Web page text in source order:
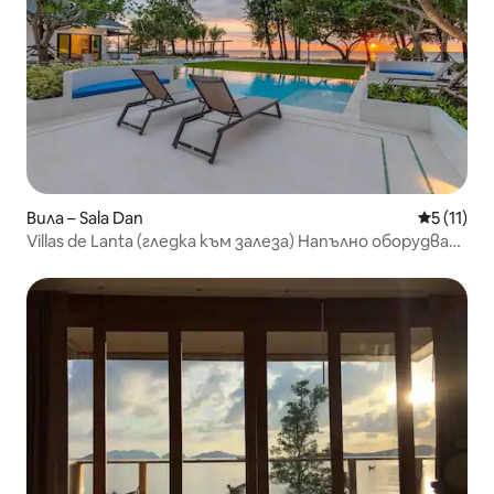
Вила – Sala Dan Средна
5 (11)
Villas de Lanta (гледка към залеза) Напълно оборудвана